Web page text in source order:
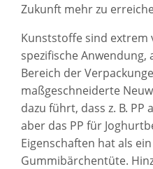
Zukunft mehr zu
Kunststoffe sind extrem
spezifische Anwendung,
Bereich der
maßgeschneiderte
dazu führt, dass z. B.
aber das PP für
Eigenschaften hat als
Gummibärchentüte.